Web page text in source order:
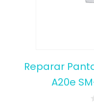
Reparar
A20e